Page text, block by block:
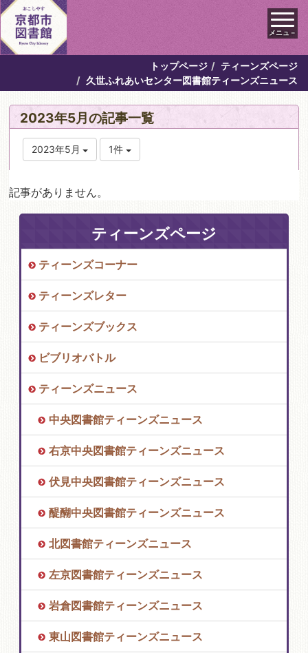
メニュ－
トップページ
ティーンズページ
久世ふれあいセンター図書館ティーンズニュース
2023年5月の記事一覧
2023年5月 1件
記事がありません。
ティーンズページ
ティーンズコーナー
ティーンズレター
ティーンズブックス
ビブリオバトル
ティーンズニュース
中央図書館ティーンズニュース
右京中央図書館ティーンズニュース
伏見中央図書館ティーンズニュース
醍醐中央図書館ティーンズニュース
北図書館ティーンズニュース
左京図書館ティーンズニュース
岩倉図書館ティーンズニュース
東山図書館ティーンズニュース